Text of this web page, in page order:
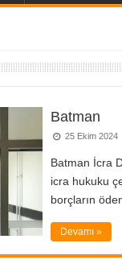
Batman
25 Ekim 2024
Batman İcra
icra hukuku
borçların
Devamı »